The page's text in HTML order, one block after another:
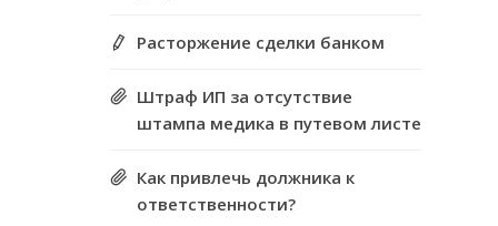
Расторжение сделки банком
Штраф ИП за отсутствие
штампа медика в путевом листе
Как привлечь должника к
ответственности?